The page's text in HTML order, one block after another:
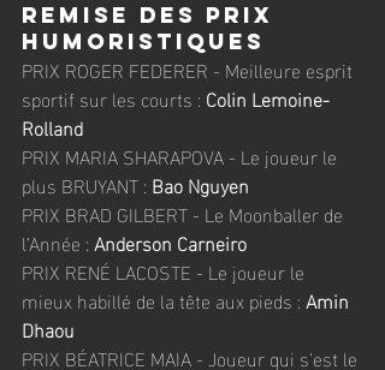
Remise des Prix
humoristiques
PRIX ROGER FEDERER - Meilleure esprit
sportif sur les courts : Colin Lemoine-
Rolland
PRIX MARIA SHARAPOVA - Le joueur le
plus BRUYANT : Bao Nguyen
PRIX BRAD GILBERT - Le Moonballer de
l’Année : Anderson Carneiro
PRIX RENÉ LACOSTE - Le joueur le
mieux habillé de la tête aux pieds : Amin
Dhaou
PRIX BÉATRICE MAIA - Joueur qui s’est le